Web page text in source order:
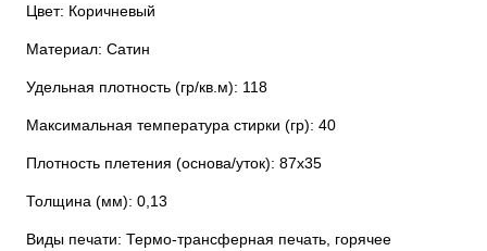
Цвет: Коричневый
Материал: Сатин
Удельная плотность (гр/кв.м): 118
Максимальная температура стирки (гр): 40
Плотность плетения (основа/уток): 87х35
Толщина (мм): 0,13
Виды печати: Термо-трансферная печать, горячее